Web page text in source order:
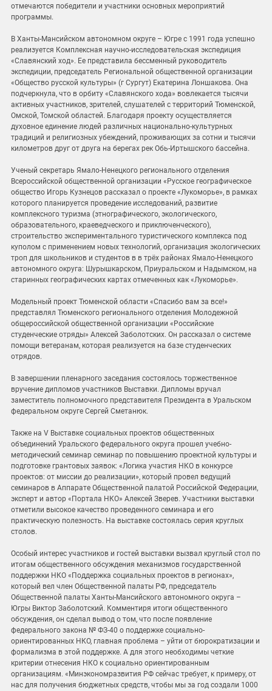
отмечаются победители и участники основных мероприятий
программы.
В Ханты-Мансийском автономном округе – Югре с 1991 года успешно
реализуется Комплексная научно-исследовательская экспедиция
«Славянский ход». Ее представила бессменный руководитель
экспедиции, председатель Региональной общественной организации
«Общество русской культуры» (г Сургут) Екатерина Лоншакова. Она
подчеркнула, что в орбиту «Славянского хода» вовлекается тысячи
активных участников, зрителей, слушателей с территорий Тюменской,
Омской, Томской областей. Благодаря проекту осуществляется
духовное единение людей различных национально-культурных
традиций и религиозных убеждений, проживающих за сотни и тысячи
километров друг от друга на берегах рек Обь-Иртышского бассейна.
Ученый секретарь Ямало-Ненецкого регионального отделения
Всероссийской общественной организации «Русское географическое
общество Игорь Кузнецов рассказал о проекте «Лукоморье», в рамках
которого планируется проведение исследований, развитие
комплексного туризма (этнографического, экологического,
образовательного, краеведческого и приключенческого),
строительство экспериментального туристического комплекса под
куполом с применением новых технологий, организация экологических
троп для школьников и студентов в в трёх районах Ямало-Ненецкого
автономного округа: Шурышкарском, Приуральском и Надымском, на
старинных географических картах отмеченных как «Лукоморье».
Модельный проект Тюменской области «Спасибо вам за все!»
представлял Тюменского регионального отделения Молодежной
общероссийской общественной организации «Российские
студенческие отряды» Алексей Заболотских. Он рассказал о системе
помощи ветеранам, которая реализуется на базе студенческих
отрядов.
В завершении пленарного заседания состоялось торжественное
вручение дипломов участников Выставки. Дипломы вручал
заместитель полномочного представителя Президента в Уральском
федеральном округе Сергей Сметанюк.
Также на V Выставке социальных проектов общественных
объединений Уральского федерального округа прошел учебно-
методический семинар семинар по повышению проектной культуры и
подготовке грантовых заявок: «Логика участия НКО в конкурсе
проектов: от миссии до реализации», который провел ведущий
семинаров в Аппарате Общественной палатой Российской Федерации,
эксперт и автор «Портала НКО» Алексей Зверев. Участники выставки
отметили высокое качество проведенного семинара и его
практическую полезность. На выставке состоялась серия круглых
столов.
Особый интерес участников и гостей выставки вызвал круглый стол по
итогам общественного обсуждения механизмов государственной
поддержки НКО «Поддержка социальных проектов в регионах»,
который вел член Общественной палаты РФ, председатель
Общественной палаты Ханты-Мансийского автономного округа –
Югры Виктор Заболотский. Комментиря итоги общественного
обсуждения, он сделал вывод о том, что после появление
федерального закона № ФЗ-40 о поддержке социально-
ориентированных НКО, главная проблема – уйти от бюрократизации и
формализма в этой поддержке. А для этого необходимы четкие
критерии отнесения НКО к социально ориентированным
организациям. «Минэкономразвития РФ сейчас требует, к примеру, от
нас для получения бюджетных средств, чтобы мы за год создали 1000